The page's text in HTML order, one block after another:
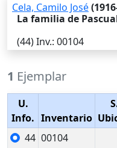
Cela, Camilo José
La familia de
(44)Inv.: 00104
1 Ejemplar
U.
Info. Inventario
44 00104